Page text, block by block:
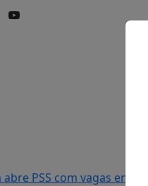
PSS com vagas em